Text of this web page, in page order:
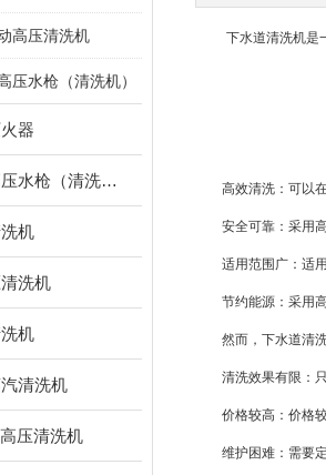
高压清洗机
压水枪（清洗机）
器
德国凯驰高压水枪（清洗机）
机
洗机
机
清洗机
压清洗机
下水道清洗机是一
高效清洗：可以在
安全可靠：采用高
适用范围广：适用
节约能源：采用高
然而，下水道清洗
清洗效果有限：只
价格较高：价格较
维护困难：需要定